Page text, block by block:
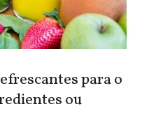
para o
ou